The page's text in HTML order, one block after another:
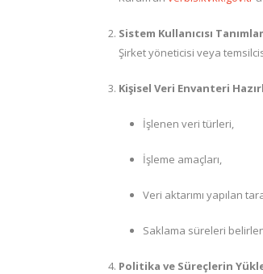
Sistem Kullanıcısı
Şirket yöneticisi veya
Kişisel Veri Envanteri
İşlenen veri türleri,
İşleme amaçları,
Veri aktarımı yapılan
Saklama süreleri
Politika ve Süreçlerin